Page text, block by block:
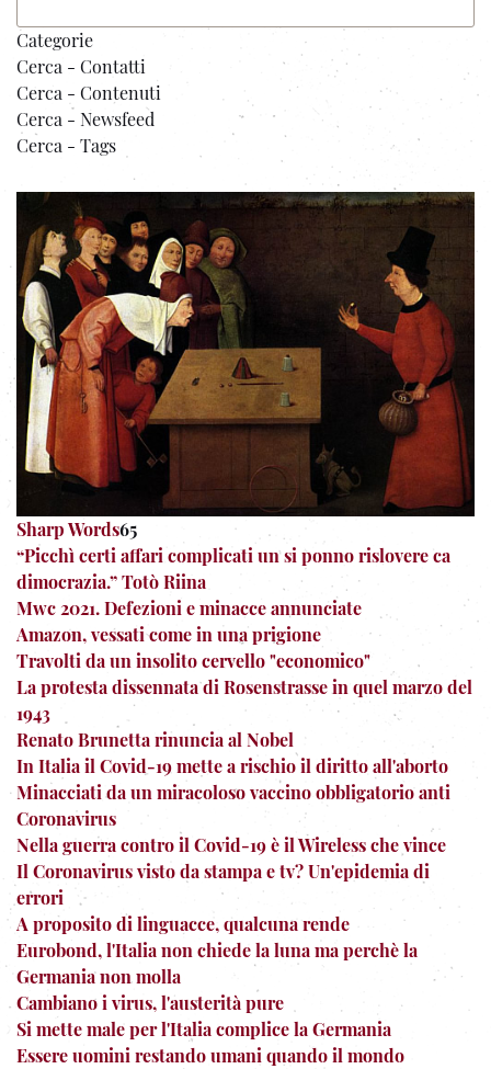
Categorie
Cerca - Contatti
Cerca - Contenuti
Cerca - Newsfeed
Cerca - Tags
Sharp Words65
“Picchì certi affari complicati un si ponno rislovere ca
dimocrazia.” Totò Riina
Mwc 2021. Defezioni e minacce annunciate
Amazon, vessati come in una prigione
Travolti da un insolito cervello "economico"
La protesta dissennata di Rosenstrasse in quel marzo del
1943
Renato Brunetta rinuncia al Nobel
In Italia il Covid-19 mette a rischio il diritto all'aborto
Minacciati da un miracoloso vaccino obbligatorio anti
Coronavirus
Nella guerra contro il Covid-19 è il Wireless che vince
Il Coronavirus visto da stampa e tv? Un'epidemia di
errori
A proposito di linguacce, qualcuna rende
Eurobond, l'Italia non chiede la luna ma perchè la
Germania non molla
Cambiano i virus, l'austerità pure
Si mette male per l'Italia complice la Germania
Essere uomini restando umani quando il mondo